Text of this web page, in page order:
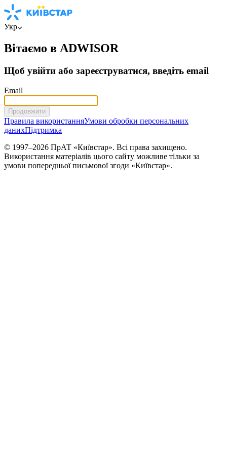
Укр
Вітаємо в ADWISOR
Щоб увійти або зареєструватися, введіть email
Email
Продовжити
Правила використанняУмови обробки персональних
данихПідтримка
© 1997–2026 ПрАТ «Київстар». Всі права захищено.
Використання матеріалів цього сайту можливе тільки за
умови попередньої письмової згоди «Київстар».